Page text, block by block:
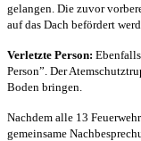
gelangen. Die zuvor
auf das Dach befördert
Verletzte Person:
Person”. Der
Boden bringen.
Nachdem alle 13
gemeinsame